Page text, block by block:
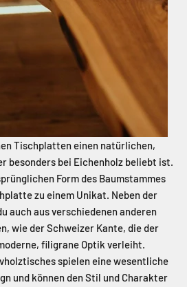
Tischplatten einen natürlichen,
besonders bei Eichenholz beliebt ist.
Form des Baumstammes
zu einem Unikat. Neben der
auch aus verschiedenen anderen
wie der Schweizer Kante, die der
filigrane Optik verleiht.
spielen eine wesentliche
und können den Stil und Charakter